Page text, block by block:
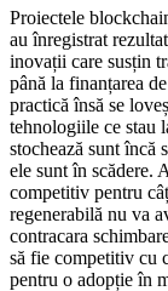
Proiectele
au înregistrat
inovații care susțin
până la finanțarea
practică însă se
tehnologiile ce stau
stochează sunt încă
ele sunt în scădere.
competitiv pentru
regenerabilă nu va
contracara
să fie competitiv cu
pentru o adopție în